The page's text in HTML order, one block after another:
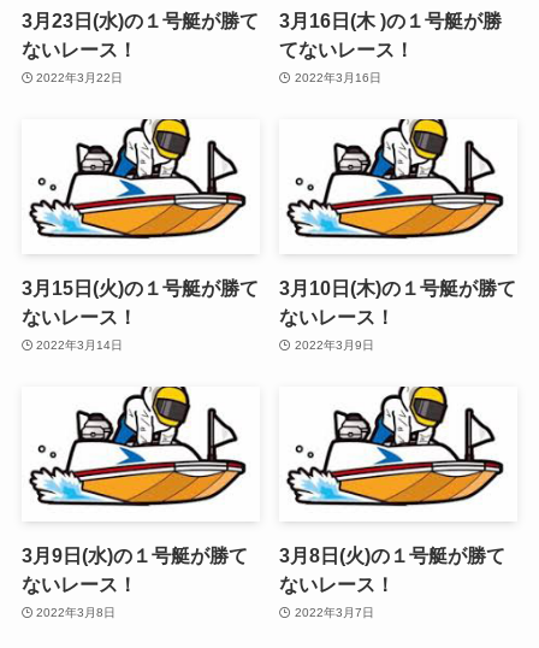
3月23日(水)の１号艇が勝て
ないレース！
2022年3月22日
3月16日(木 )の１号艇が勝
てないレース！
2022年3月16日
3月15日(火)の１号艇が勝て
ないレース！
2022年3月14日
3月10日(木)の１号艇が勝て
ないレース！
2022年3月9日
3月9日(水)の１号艇が勝て
ないレース！
2022年3月8日
3月8日(火)の１号艇が勝て
ないレース！
2022年3月7日